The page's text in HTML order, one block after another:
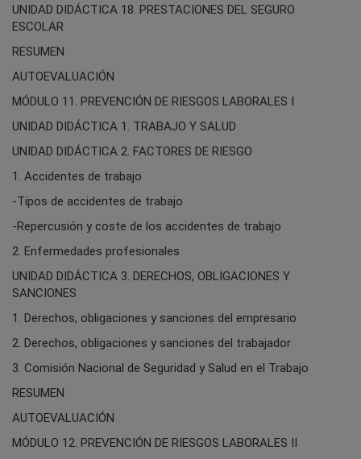
UNIDAD DIDÁCTICA 18. PRESTACIONES DEL SEGURO
ESCOLAR
RESUMEN
AUTOEVALUACIÓN
MÓDULO 11. PREVENCIÓN DE RIESGOS LABORALES I
UNIDAD DIDÁCTICA 1. TRABAJO Y SALUD
UNIDAD DIDÁCTICA 2. FACTORES DE RIESGO
1. Accidentes de trabajo
-Tipos de accidentes de trabajo
-Repercusión y coste de los accidentes de trabajo
2. Enfermedades profesionales
UNIDAD DIDÁCTICA 3. DERECHOS, OBLIGACIONES Y
SANCIONES
1. Derechos, obligaciones y sanciones del empresario
2. Derechos, obligaciones y sanciones del trabajador
3. Comisión Nacional de Seguridad y Salud en el Trabajo
RESUMEN
AUTOEVALUACIÓN
MÓDULO 12. PREVENCIÓN DE RIESGOS LABORALES II